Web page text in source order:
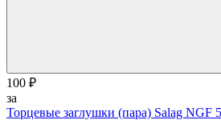
100 ₽
за
Торцевые заглушки (пара) Salag NGF